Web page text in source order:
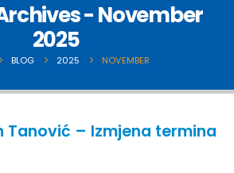
- November
2025
BLOG 2025 NOVEMBER
Tanović – Izmjena termina